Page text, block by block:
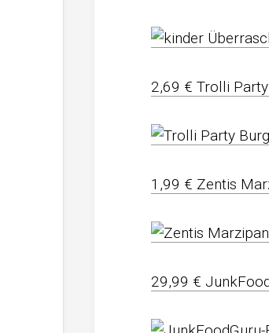
2,69 € Trolli
1,99 € Zentis
29,99 €